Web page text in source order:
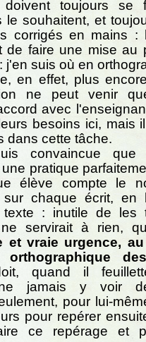
toujours se
le souhaitent, et
corrigés en mains :
de faire une mise au
j'en suis où en
en effet, plus
ne peut venir
avec
besoins ici, mais
dans cette tâche.
convaincue
pratique
élève compte le
sur chaque écrit, en
: inutile de les
servirait à rien,
et vraie urgence,
quand il
ne jamais y voir
pour lui-
pour repérer
ce repérage et